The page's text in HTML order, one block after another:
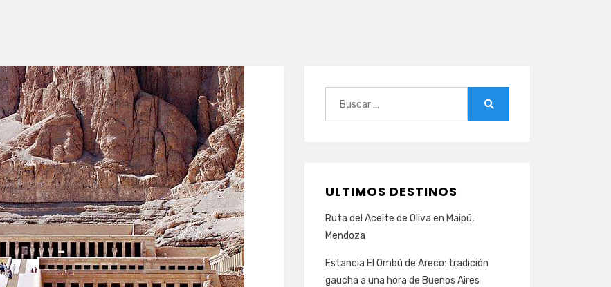
ULTIMOS DESTINOS
Ruta del Aceite de Oliva en Maipú,
Mendoza
Estancia El Ombú de Areco: tradición
gaucha a una hora de Buenos Aires